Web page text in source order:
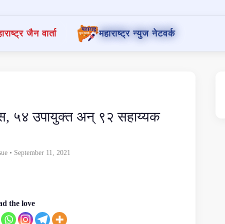
जैन वार्ता महाराष्ट्र न्युज नेटवर्क
५४ उपायुक्त अन् ९२ सहाय्यक
• September 11, 2021
the love